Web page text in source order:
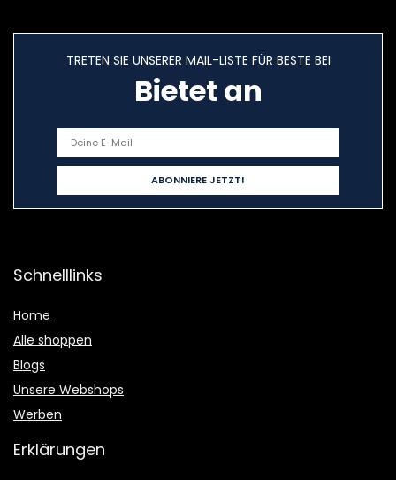
TRETEN SIE UNSERER MAIL-LISTE FÜR BESTE BEI
Bietet an
Schnelllinks
Home
Alle shoppen
Blogs
Unsere Webshops
Werben
Erklärungen